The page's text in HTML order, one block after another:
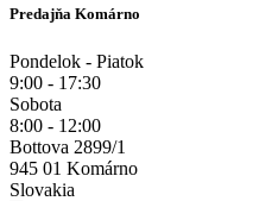
Predajňa Komárno
Pondelok - Piatok
9:00 - 17:30
Sobota
8:00 - 12:00
Bottova 2899/1
945 01 Komárno
Slovakia